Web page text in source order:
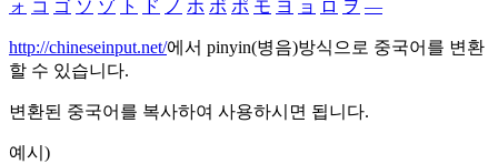
ォ コ ゴ ソ ゾ ト ド ノ ホ ボ ポ モ ヨ ョ ロ ヲ ―
http://chineseinput.net/에서 pinyin(병음)방식으로 중국어를 변환
할 수 있습니다.
변환된 중국어를 복사하여 사용하시면 됩니다.
예시)